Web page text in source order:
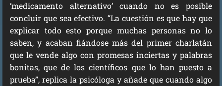
‘medicamento alternativo’ cuando no es posible
concluir que sea efectivo. “La cuestión es que hay que
explicar todo esto porque muchas personas no lo
saben, y acaban fiándose más del primer charlatán
que le vende algo con promesas inciertas y palabras
bonitas, que de los científicos que lo han puesto a
prueba”, replica la psicóloga y añade que cuando algo